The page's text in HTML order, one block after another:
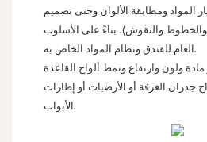
المواد ومطابقة الألوان وحتى تصميم
والخطوط والنقوش)، بناءً على الأسلوب
العام للفندق ونظام المواد الخاص به.
مادة ولون وارتفاع ونمط ألواح القاعدة
جدران الغرفة أو الأرضيات أو إطارات
الأبواب.